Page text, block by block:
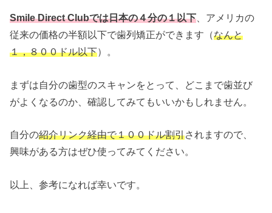
Smile Direct Clubでは日本の４分の１以下 、アメリカの
従来の価格の半額以下で歯列矯正ができます（なんと
１，８００ドル以下）。
まずは自分の歯型のスキャンをとって、どこまで歯並び
がよくなるのか、確認してみてもいいかもしれません。
自分の紹介リンク経由で１００ドル割引されますので、
興味がある方はぜひ使ってみてください。
以上、参考になれば幸いです。